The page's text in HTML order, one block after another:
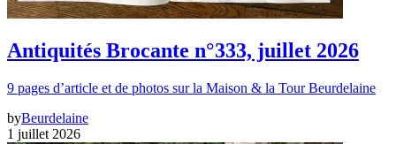
Antiquités Brocante n°333, juillet 2026
9 pages d’article et de photos sur la Maison & la Tour Beurdelaine
byBeurdelaine
1 juillet 2026